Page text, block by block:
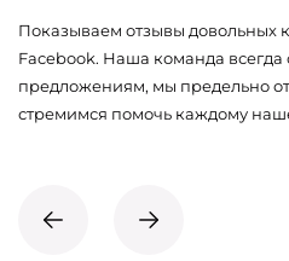
Показываем отзывы довольных
Facebook. Наша команда всегда
предложениям, мы предельно
стремимся помочь каждому